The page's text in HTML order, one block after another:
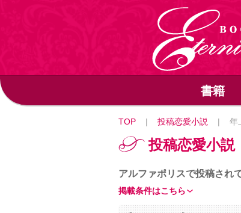
書籍
TOP | 投稿恋愛小説 | 年
投稿恋愛小説
アルファポリスで投稿され
掲載条件はこちら